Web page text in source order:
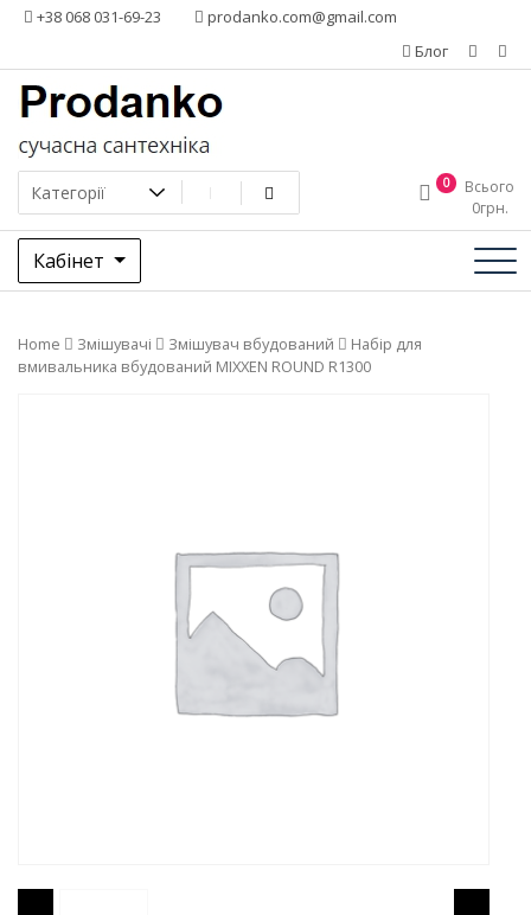
Додати+38 068 031-69-23
prodanko.com@gmail.com
Блог
0
Всього
0грн.
Кабінет
Home Змішувачі Змішувач вбудований
Набір для
вмивальника вбудований MIXXEN ROUND R1300